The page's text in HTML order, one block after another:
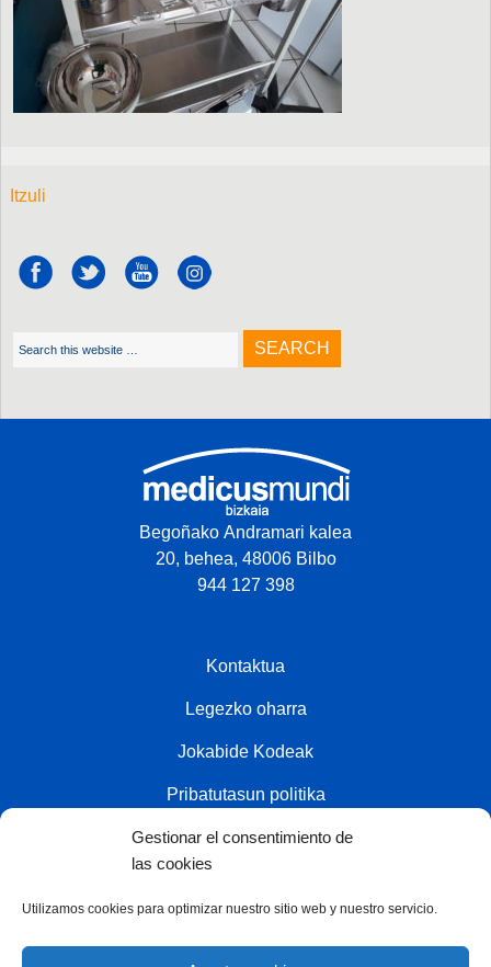
Gestionar el consentimiento de
las cookies
Utilizamos cookies para optimizar nuestro sitio web y nuestro servicio.
Itzuli
Begoñako Andramari kalea
20, behea, 48006 Bilbo
944 127 398
Kontaktua
Legezko oharra
Jokabide Kodeak
Pribatutasun politika
Cookien politika